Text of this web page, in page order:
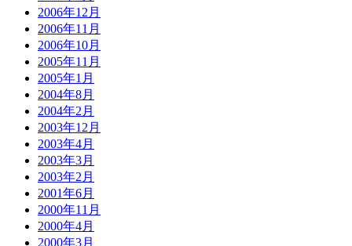
2006年12月
2006年11月
2006年10月
2005年11月
2005年1月
2004年8月
2004年2月
2003年12月
2003年4月
2003年3月
2003年2月
2001年6月
2000年11月
2000年4月
2000年3月